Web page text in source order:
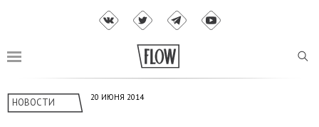
НОВОСТИ 20 ИЮНЯ 2014